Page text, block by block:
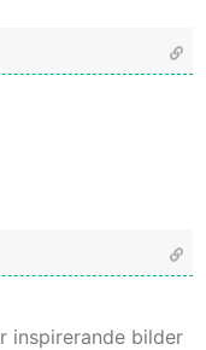
inspirerande bilder